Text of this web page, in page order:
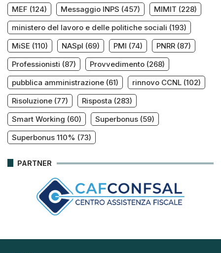
MEF (124) Messaggio INPS (457) MIMIT (228)
ministero del lavoro e delle politiche sociali (193)
MiSE (110) NASpI (69) PMI (74) PNRR (87)
Professionisti (87) Provvedimento (268)
pubblica amministrazione (61) rinnovo CCNL (102)
Risoluzione (77) Risposta (283)
Smart Working (60) Superbonus (59)
Superbonus 110% (73)
PARTNER